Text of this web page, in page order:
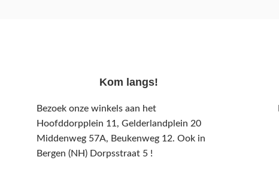
Kom langs!
Bezoek onze winkels aan het
Hoofddorpplein 11, Gelderlandplein 20
Middenweg 57A, Beukenweg 12. Ook in
Bergen (NH) Dorpsstraat 5 !